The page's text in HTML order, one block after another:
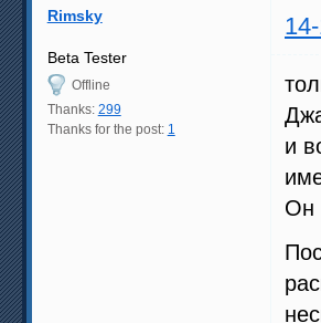
Rimsky
Beta Tester
Offline
Thanks: 299
Thanks for the post: 1
и
Он